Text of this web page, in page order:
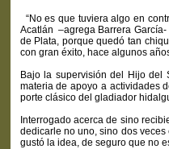
“No es que tuviera algo en
Acatlán –agrega Barrera
de Plata, porque quedó tan
con gran éxito, hace algunos
Bajo la supervisión del Hijo del
materia de apoyo a actividades
porte clásico del gladiador
Interrogado acerca de sino
dedicarle no uno, sino dos
gustó la idea, de seguro que no